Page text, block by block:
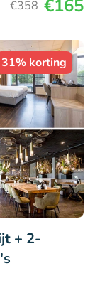
€358 €165
31% korting
+ 2-